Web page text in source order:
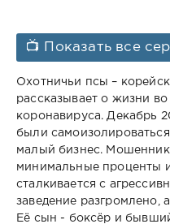
📺 Показать все
Охотничьи псы –
рассказывает о жизни
коронавируса. Декабрь
были
малый бизнес.
минимальные проценты
сталкивается с
заведение разгромлено,
Её сын - боксёр и